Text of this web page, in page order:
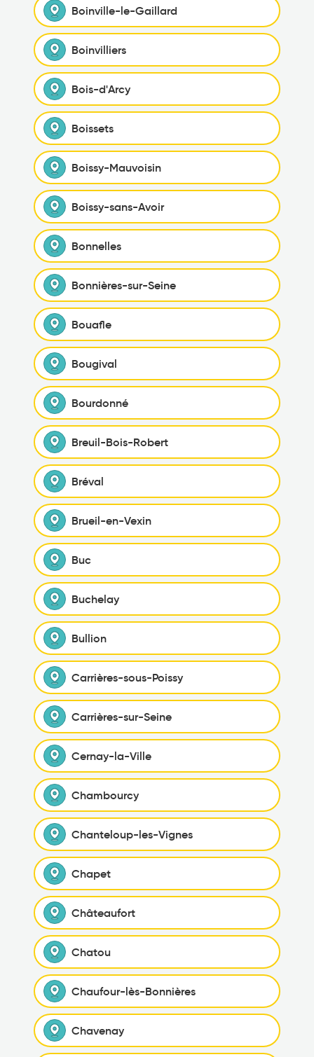
Boinville-le-Gaillard
Boinvilliers
Bois-d'Arcy
Boissets
Boissy-Mauvoisin
Boissy-sans-Avoir
Bonnelles
Bonnières-sur-Seine
Bouafle
Bougival
Bourdonné
Breuil-Bois-Robert
Bréval
Brueil-en-Vexin
Buc
Buchelay
Bullion
Carrières-sous-Poissy
Carrières-sur-Seine
Cernay-la-Ville
Chambourcy
Chanteloup-les-Vignes
Chapet
Châteaufort
Chatou
Chaufour-lès-Bonnières
Chavenay